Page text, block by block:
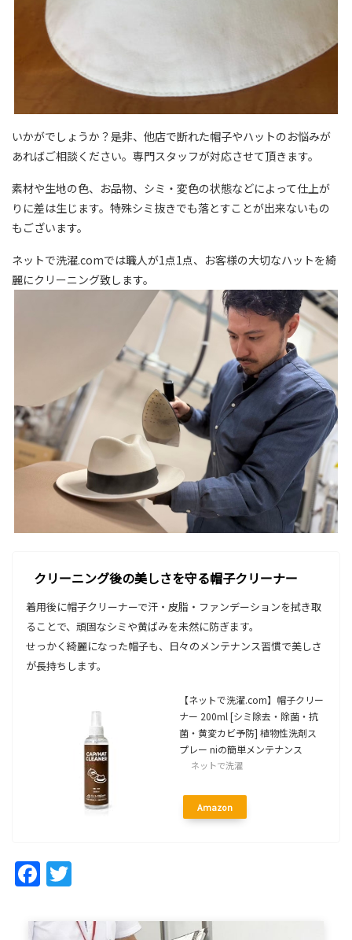
いかがでしょうか？是非、他店で断れた帽子やハットのお悩みが
あればご相談ください。専門スタッフが対応させて頂きます。
素材や生地の色、お品物、シミ・変色の状態などによって仕上が
りに差は生じます。特殊シミ抜きでも落とすことが出来ないもの
もございます。
ネットで洗濯.comでは職人が1点1点、お客様の大切なハットを綺
麗にクリーニング致します。
クリーニング後の美しさを守る帽子クリーナー
着用後に帽子クリーナーで汗・皮脂・ファンデーションを拭き取
ることで、頑固なシミや黄ばみを未然に防ぎます。
せっかく綺麗になった帽子も、日々のメンテナンス習慣で美しさ
が長持ちします。
【ネットで洗濯.com】帽子クリー
ナー 200ml [シミ除去・除菌・抗
菌・黄変カビ予防] 植物性洗剤ス
プレー niの簡単メンテナンス
ネットで洗濯
Amazon
Facebook